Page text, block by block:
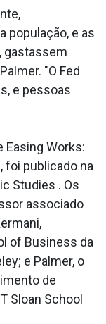
população, e as
gastassem
"O Fed
e pessoas
Works:
foi publicado na
Studies . Os
associado
of Business da
e Palmer, o
de
Sloan School